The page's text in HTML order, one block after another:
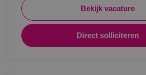
zichtbaar resultaat en korte lijnen.
Bekijk vacature
Direct solliciteren